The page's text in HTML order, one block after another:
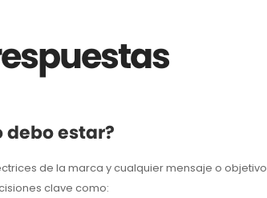
estar?
de la marca y cualquier mensaje o objetivo
clave como: